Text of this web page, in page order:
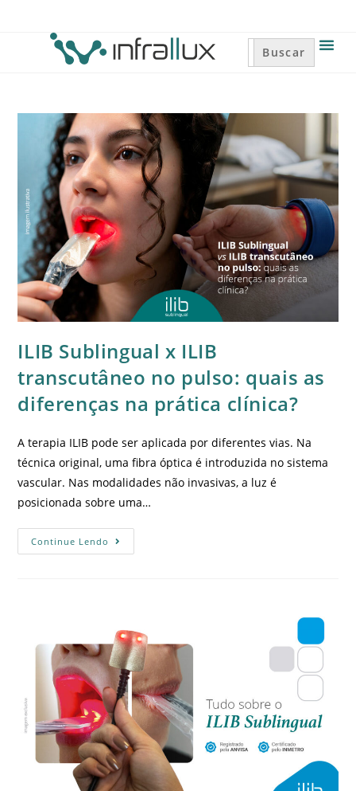
Search
for:
ILIB Sublingual x ILIB
transcutâneo no pulso: quais as
diferenças na prática clínica?
A terapia ILIB pode ser aplicada por diferentes vias. Na
técnica original, uma fibra óptica é introduzida no sistema
vascular. Nas modalidades não invasivas, a luz é
posicionada sobre uma…
Continue Lendo